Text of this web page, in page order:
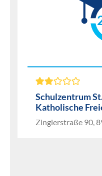
Schulzentrum
Katholische
Zinglerstraße 90,